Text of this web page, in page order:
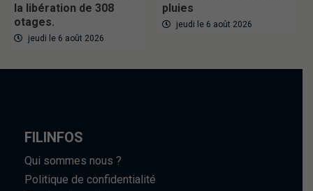
la libération de 308
otages.
jeudi le 6 août 2026
pluies
jeudi le 6 août 2026
FILINFOS
Qui sommes nous ?
Politique de confidentialité